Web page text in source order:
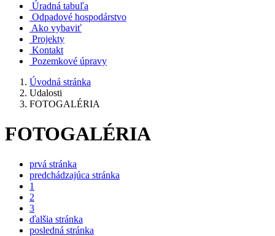
Úradná tabuľa
Odpadové hospodárstvo
Ako vybaviť
Projekty
Kontakt
Pozemkové úpravy
Úvodná stránka
Udalosti
FOTOGALÉRIA
FOTOGALÉRIA
prvá stránka
predchádzajúca stránka
1
2
3
ďalšia stránka
posledná stránka